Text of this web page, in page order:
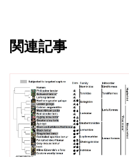
関連記事